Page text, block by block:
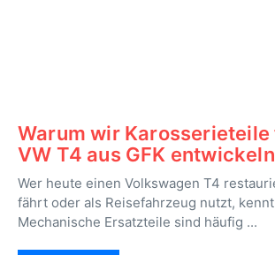
Warum wir Karosserieteile
VW T4 aus GFK entwickeln
Wer heute einen Volkswagen T4
fährt oder als Reisefahrzeug nutzt,
Mechanische Ersatzteile sind häufig ...